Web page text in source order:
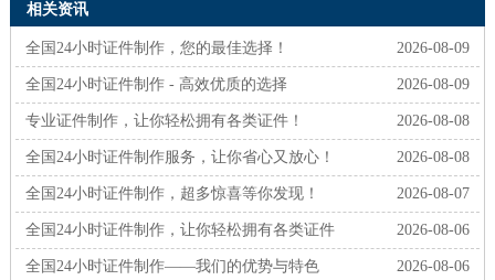
相关资讯
2026-08-09
全国24小时证件制作，您的最佳选择！
2026-08-09
全国24小时证件制作 - 高效优质的选择
2026-08-08
专业证件制作，让你轻松拥有各类证件！
2026-08-08
全国24小时证件制作服务，让你省心又放心！
2026-08-07
全国24小时证件制作，超多惊喜等你发现！
2026-08-06
全国24小时证件制作，让你轻松拥有各类证件
2026-08-06
全国24小时证件制作——我们的优势与特色